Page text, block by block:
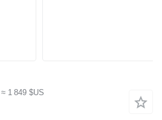
≈ 1 849 $US